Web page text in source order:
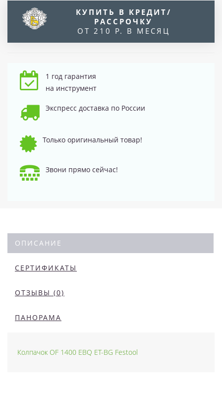
КУПИТЬ В КРЕДИТ/
РАССРОЧКУ
ОТ 210 Р. В МЕСЯЦ
1 год гарантия
на инструмент
Экспресс доставка по России
Только оригинальный товар!
Звони прямо сейчас!
ОПИСАНИЕ
СЕРТИФИКАТЫ
ОТЗЫВЫ (0)
ПАНОРАМА
Колпачок OF 1400 EBQ ET-BG Festool